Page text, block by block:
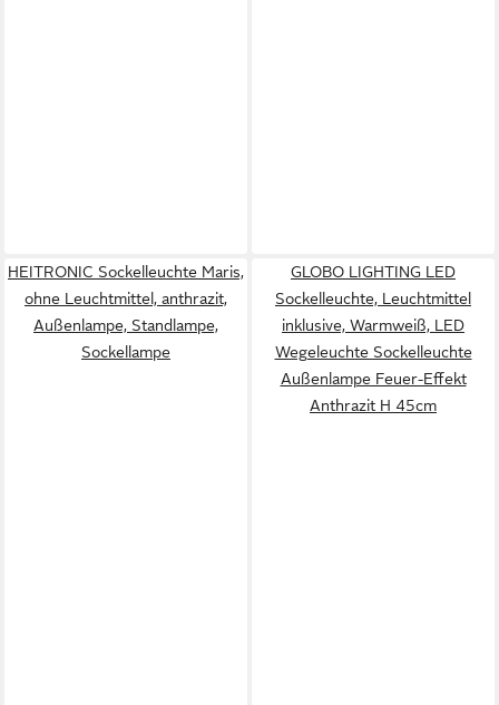
HEITRONIC Sockelleuchte Maris,
ohne Leuchtmittel, anthrazit,
Außenlampe, Standlampe,
Sockellampe
GLOBO LIGHTING LED
Sockelleuchte, Leuchtmittel
inklusive, Warmweiß, LED
Wegeleuchte Sockelleuchte
Außenlampe Feuer-Effekt
Anthrazit H 45cm